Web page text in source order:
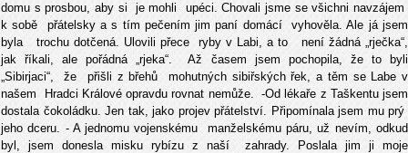
domu s prosbou, aby si je mohli upéci. Chovali jsme se všichni navzájem
k sobě přátelsky a s tím pečením jim paní domácí vyhověla. Ale já jsem
byla trochu dotčená. Ulovili přece ryby v Labi, a to není žádná „rječka“,
jak říkali, ale pořádná „rjeka“. Až časem jsem pochopila, že to byli
„Sibirjaci“, že přišli z břehů mohutných sibiřských řek, a těm se Labe v
našem Hradci Králové opravdu rovnat nemůže. -Od lékaře z Taškentu jsem
dostala čokoládku. Jen tak, jako projev přátelství. Připomínala jsem mu prý
jeho dceru. - A jednomu vojenskému manželskému páru, už nevím, odkud
byl, jsem donesla misku rybízu z naší zahrady. Poslala jim ji moje